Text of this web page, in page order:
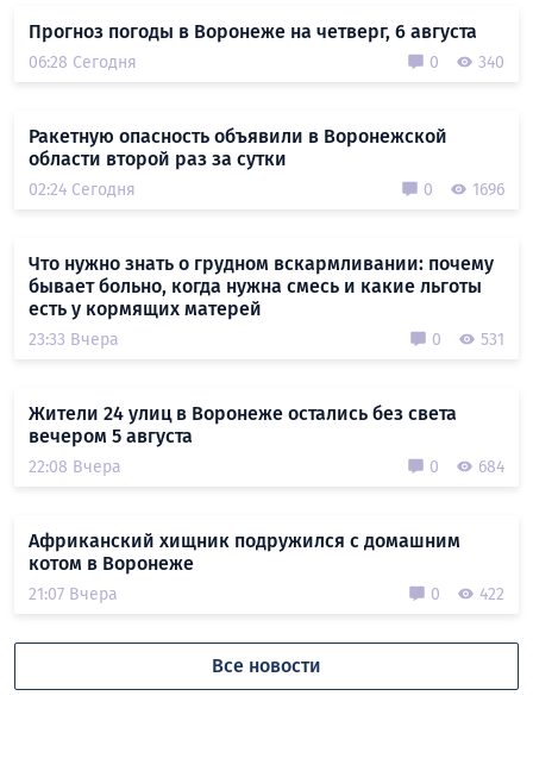
Прогноз погоды в Воронеже на четверг, 6 августа
06:28 Сегодня 0 340
Ракетную опасность объявили в Воронежской
области второй раз за сутки
02:24 Сегодня 0 1696
Что нужно знать о грудном вскармливании: почему
бывает больно, когда нужна смесь и какие льготы
есть у кормящих матерей
23:33 Вчера 0 531
Жители 24 улиц в Воронеже остались без света
вечером 5 августа
22:08 Вчера 0 684
Африканский хищник подружился с домашним
котом в Воронеже
21:07 Вчера 0 422
Все новости